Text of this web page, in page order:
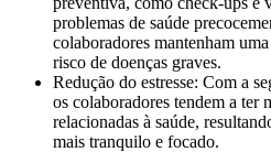
problemas de saúde
colaboradores mantenham
risco de doenças graves.
Redução do estresse: Com a
os colaboradores tendem a ter
relacionadas à saúde,
mais tranquilo e focado.